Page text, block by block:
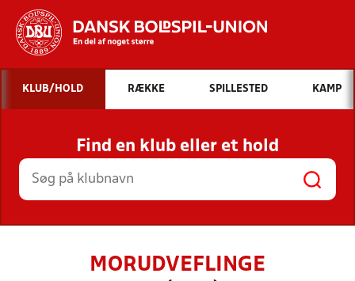
Hvad vil du søge efter?
INDHOLD OG NYHEDER
STILLINGER, RESULTATER, KLUBBER OG
HOLD
KLUB/HOLD RÆKKE SPILLESTED KAMP
Find en klub eller et hold
MORUDVEFLINGE